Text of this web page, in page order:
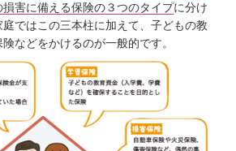
害に備える保険の３つのタイプに分け
ではこの三本柱に加えて、子どもの教
などをかけるのが一般的です。